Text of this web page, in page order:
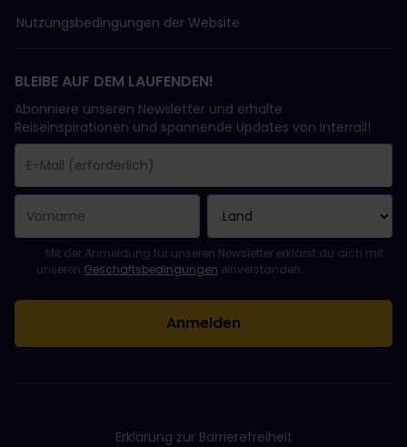
Nutzungsbedingungen der Website
BLEIBE AUF DEM LAUFENDEN!
Abonniere unseren Newsletter und erhalte
Reiseinspirationen und spannende Updates von Interrail!
Sie haben sich erfolgreich angemeldet.
Das Feld „E-Mail-Adresse“ ist ein Pflichtfeld!
Diese E-Mail-Adresse ist ungültig!
Beim Abonnieren des Newsletters ist ein Fehler aufgetreten.
Du hast diesen Newsletter bereits abonniert!
Bitte stimme den Allgemeinen Geschäftsbedingungen zu, um
Mit der Anmeldung für unseren Newsletter erklärst du dich mit
unseren Geschäftsbedingungen einverstanden.
Erklärung zur Barrierefreiheit